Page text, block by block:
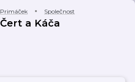
Primáček Společnost
Čert a Káča